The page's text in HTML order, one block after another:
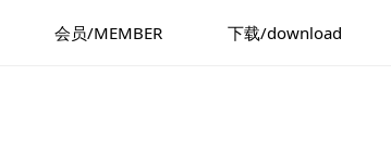
会员/MEMBER 下载/download